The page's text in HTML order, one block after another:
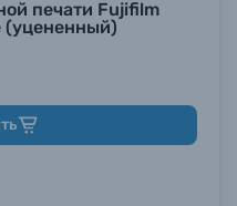
печати Fujifilm
(уцененный)